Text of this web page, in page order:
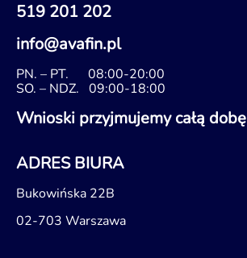
519 201 202
info@avafin.pl
PN. – PT. 08:00-20:00
SO. – NDZ. 09:00-18:00
Wnioski przyjmujemy całą dobę
ADRES BIURA
Bukowińska 22B
02-703 Warszawa